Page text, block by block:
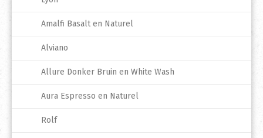
Amalfi Basalt en Naturel
Alviano
Allure Donker Bruin en White Wash
Aura Espresso en Naturel
Rolf